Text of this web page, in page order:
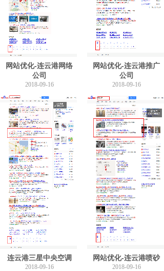
网站优化-连云港网络
公司
2018-09-16
网站优化-连云港推广
公司
2018-09-16
连云港三星中央空调
2018-09-16
网站优化-连云港喷砂
2018-09-16